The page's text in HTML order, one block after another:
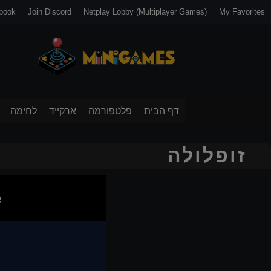
My Favorites
Netplay Lobby (Multiplayer Games)
Join Discord
דף הבית פלטפורמה ארקייד לחימה
זופלולה